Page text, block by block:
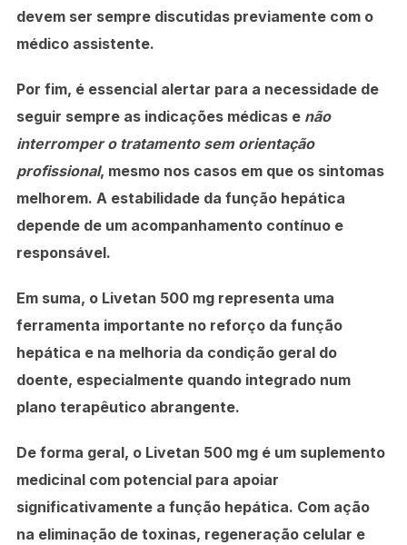
devem ser sempre discutidas previamente com o
médico assistente.
Por fim, é essencial alertar para a necessidade de
seguir sempre as indicações médicase não
interromper o tratamento sem orientação
profissional, mesmo nos casos em que os sintomas
melhorem. A estabilidade da função hepática
depende de um acompanhamento contínuo e
responsável.
Em suma, o Livetan 500 mg representa uma
ferramenta importante no reforço da função
hepática e na melhoria da condição geral do
doente, especialmente quando integrado num
plano terapêutico abrangente.
De forma geral, o Livetan 500 mg é um suplemento
medicinal com potencial para apoiar
significativamente a função hepática. Com ação
na eliminação de toxinas, regeneração celular e